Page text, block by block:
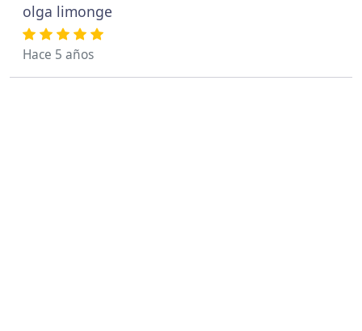
olga limonge
Hace 5 años